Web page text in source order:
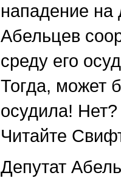
нападение
Абельцев
среду его
Тогда, может
осудила!
Читайте
Депутат